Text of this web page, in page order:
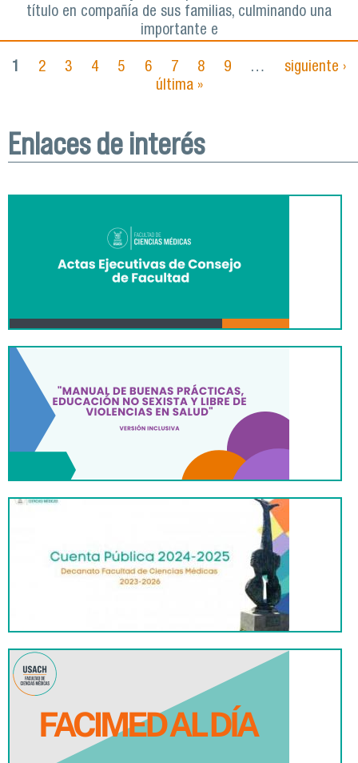
título en compañía de sus familias, culminando una
importante e
1 2 3 4 5 6 7 8 9 …
siguiente ›
última »
Enlaces de interés